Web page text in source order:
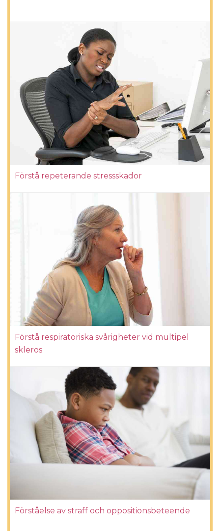
Förstå repeterande stressskador
Förstå respiratoriska svårigheter vid multipel
skleros
Förståelse av straff och oppositionsbeteende